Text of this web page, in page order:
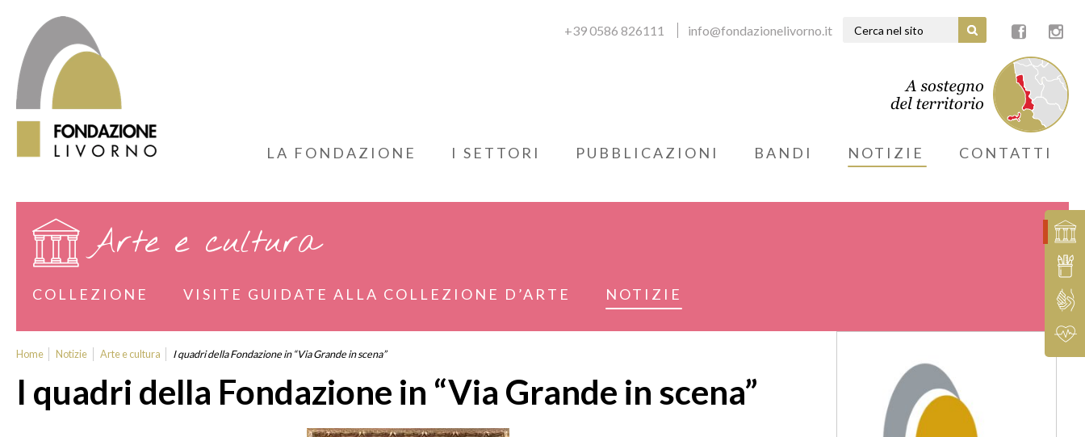
+39 0586 826111 info@fondazionelivorno.it
LA FONDAZIONE I SETTORI PUBBLICAZIONI BANDI NOTIZIE CONTATTI
Arte e cultura
COLLEZIONE VISITE GUIDATE ALLA COLLEZIONE D’ARTE NOTIZIE
Home Notizie Arte e cultura I quadri della Fondazione in “Via Grande in scena”
I quadri della Fondazione in “Via Grande in scena”